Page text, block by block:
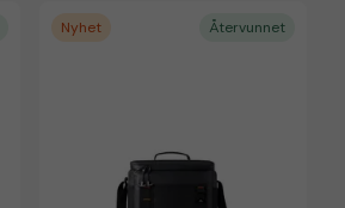
Nyhet Återvunnet